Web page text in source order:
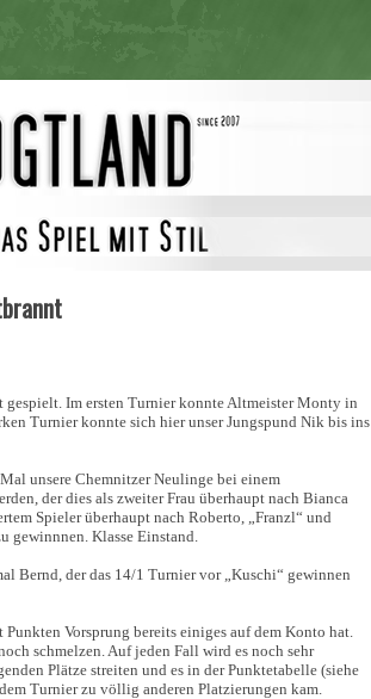
gespielt. Im ersten Turnier konnte Altmeister Monty in
Turnier konnte sich hier unser Jungspund Nik bis ins
unsere Chemnitzer Neulinge bei einem
der dies als zweiter Frau überhaupt nach Bianca
Spieler überhaupt nach Roberto, „Franzl“ und
gewinnnen. Klasse Einstand.
Bernd, der das 14/1 Turnier vor „Kuschi“ gewinnen
Vorsprung bereits einiges auf dem Konto hat.
schmelzen. Auf jeden Fall wird es noch sehr
Plätze streiten und es in der Punktetabelle (siehe
Turnier zu völlig anderen Platzierungen kam.